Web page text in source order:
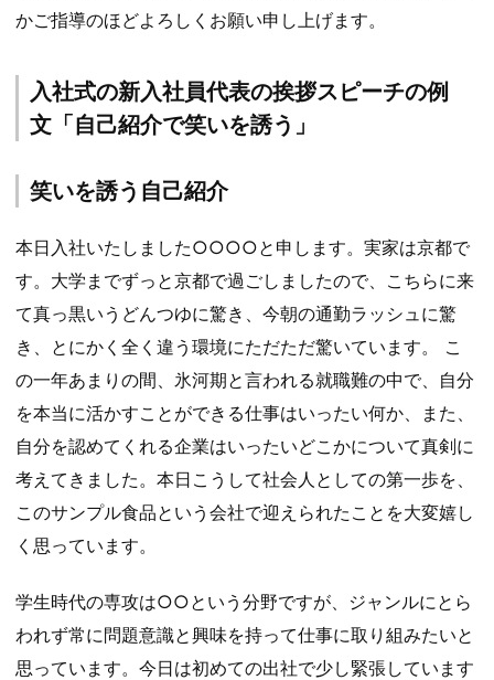
かご指導のほどよろしくお願い申し上げます。
入社式の新入社員代表の挨拶スピーチの例
文「自己紹介で笑いを誘う」
笑いを誘う自己紹介
本日入社いたしました○○○○と申します。実家は京都で
す。大学までずっと京都で過ごしましたので、こちらに来
て真っ黒いうどんつゆに驚き、今朝の通勤ラッシュに驚
き、とにかく全く違う環境にただただ驚いています。 こ
の一年あまりの間、氷河期と言われる就職難の中で、自分
を本当に活かすことができる仕事はいったい何か、また、
自分を認めてくれる企業はいったいどこかについて真剣に
考えてきました。本日こうして社会人としての第一歩を、
このサンプル食品という会社で迎えられたことを大変嬉し
く思っています。
学生時代の専攻は○○という分野ですが、ジャンルにとら
われず常に問題意識と興味を持って仕事に取り組みたいと
思っています。今日は初めての出社で少し緊張しています